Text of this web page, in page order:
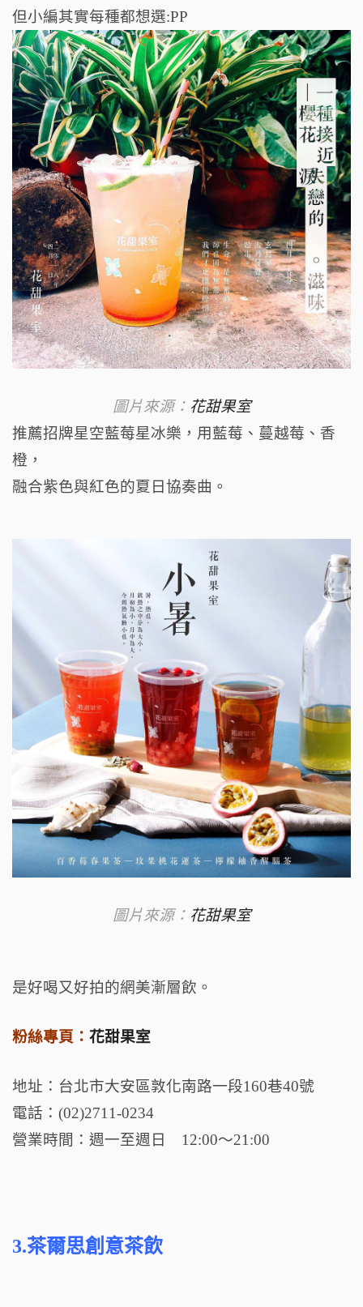
但小編其實每種都想選:PP
圖片來源： 花甜果室
推薦招牌星空藍莓星冰樂， 用藍莓、蔓越莓、香
橙，
融合紫色與紅色的夏日協奏曲。
圖片來源： 花甜果室
是好喝又好拍的網美漸層飲。
粉絲專頁： 花甜果室
地址：台北市大安區敦化南路一段160巷40號
電話：(02)2711-0234
營業時間：週一至週日 12:00～21:00
3.茶爾思創意茶飲